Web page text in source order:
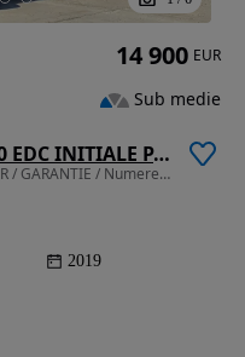
Renault Espace BLUE dCi 200 EDC INITIALE PARIS
1997 cm3 • 200 CP • // Initiale Paris / RAR / GARANTIE / Numere provizorii /
2019
14 900 EUR
Sub medie